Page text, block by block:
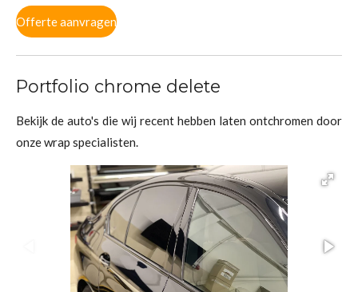
Offerte aanvragen
Portfolio chrome delete
Bekijk de auto's die wij recent hebben laten ontchromen door
onze wrap specialisten.